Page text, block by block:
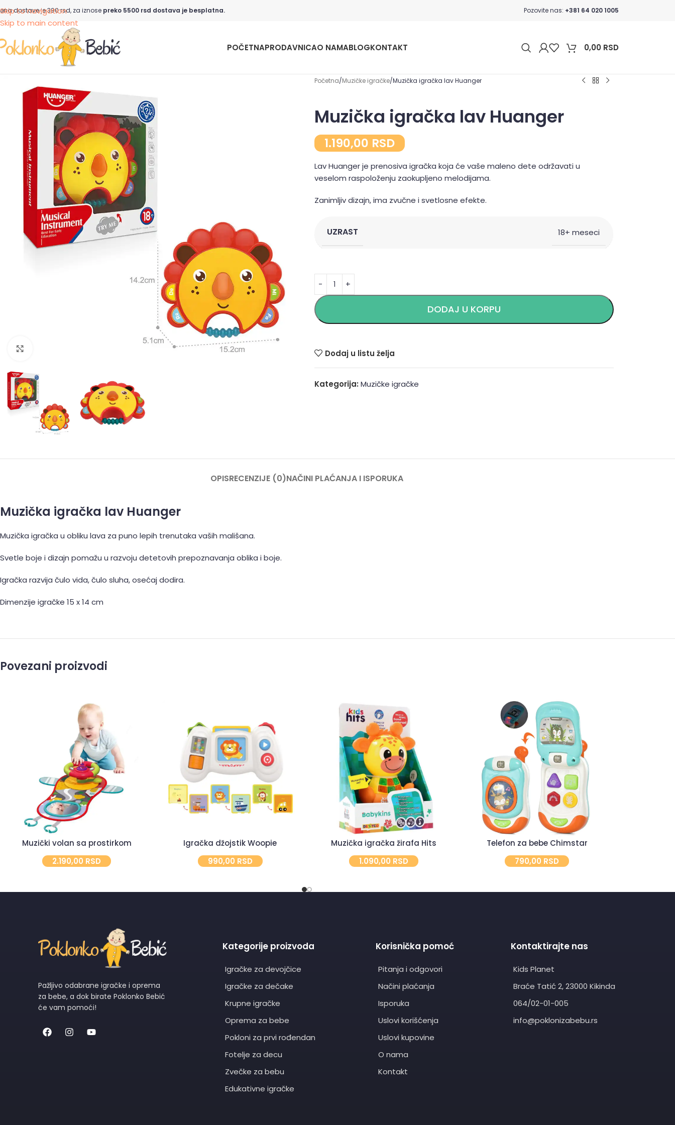
Skip to navigation
Skip to main content
dostave je 390 rsd, za iznose preko 5500 rsd dostava je besplatna. Pozovite nas: +381 64 020 1005
POČETNAPRODAVNICAO NAMABLOGKONTAKT 0,00 RSD
Početna Muzičke igračke Muzička igračka lav Huanger
Muzička igračka lav Huanger
1.190,00 RSD
Lav Huanger je prenosiva igračka koja će vaše maleno dete održavati u
veselom raspoloženju zaokupljeno melodijama.
Zanimljiv dizajn, ima zvučne i svetlosne efekte.
UZRAST 18+ meseci
DODAJ U KORPU
Alternative:
Dodaj u listu želja
Kategorija: Muzičke igračke
OPISRECENZIJE (0)NAČINI PLAĆANJA I ISPORUKA
Muzička igračka lav Huanger
Muzička igračka u obliku lava za puno lepih trenutaka vaših mališana.
Svetle boje i dizajn pomažu u razvoju detetovih prepoznavanja oblika i boje.
Igračka razvija čulo vida, čulo sluha, osećaj dodira.
Dimenzije igračke 15 x 14 cm
Povezani proizvodi
Muzički volan sa prostirkom
2.190,00 RSD
Igračka džojstik Woopie
990,00 RSD
Muzička igračka žirafa Hits
1.090,00 RSD
Telefon za bebe Chimstar
790,00 RSD
Pažljivo odabrane igračke i oprema
za bebe, a dok birate Poklonko Bebić
će vam pomoći!
Kategorije proizvoda
Igračke za devojčice
Igračke za dečake
Krupne igračke
Oprema za bebe
Pokloni za prvi rođendan
Fotelje za decu
Zvečke za bebu
Edukativne igračke
Korisnička pomoć
Pitanja i odgovori
Načini plaćanja
Isporuka
Uslovi korišćenja
Uslovi kupovine
O nama
Kontakt
Kontaktirajte nas
Kids Planet
Braće Tatić 2, 23000 Kikinda
064/02-01-005
info@poklonizabebu.rs